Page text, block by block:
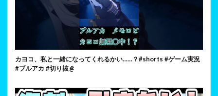
カヨコ、私と一緒になってくれるかい……？#shorts #ゲーム実況
#ブルアカ #切り抜き